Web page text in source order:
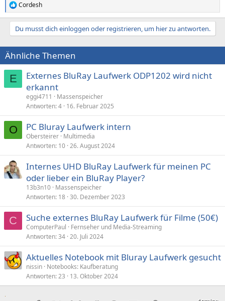
R
e
a
i
o
n
e
n
:
Cordesh
Du musst dich einloggen oder registrieren, um hier zu antworten.
Ähnliche Themen
E
Externes BluRay Laufwerk ODP1202 wird nicht
erkannt
eggi4711
Massenspeicher
Antworten 4 16. Februar 2025
O PC Bluray Laufwerk intern
Obersteirer Multimedia
Antworten 10 26. August 2024
Internes UHD BluRay Laufwerk für meinen PC
oder lieber ein BluRay Player?
13b3n10 Massenspeicher
Antworten 18 30. Dezember 2023
C Suche externes BluRay Laufwerk für Filme (50€)
ComputerPaul
Fernseher und Media-Streaming
Antworten 34 20. Juli 2024
Aktuelles Notebook mit Bluray Laufwerk gesucht
nissin Notebooks: Kaufberatung
Antworten 23 13. Oktober 2024